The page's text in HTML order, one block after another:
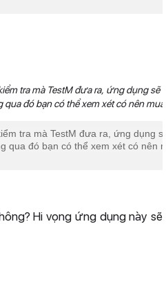
tra mà TestM đưa ra, ứng dụng
qua đó bạn có thể xem xét có nên
Hi vọng ứng dụng này sẽ